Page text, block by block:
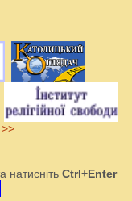
натисніть Ctrl+Enter